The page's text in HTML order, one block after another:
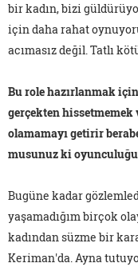
bir kadın, bizi
için daha rahat
acımasız değil. Tatlı
Bu role hazırlanmak
gerçekten hissetmemek
olamamayı getirir
musunuz ki
Bugüne kadar
yaşamadığım birçok
kadından süzme bir
Keriman'da. Ayna